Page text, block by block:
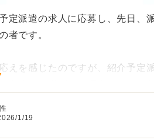
定派遣の求人に応募し、先日、
者です。
えを感じたのですが、紹介予定
当者からは「数日中に連絡しま
1/19